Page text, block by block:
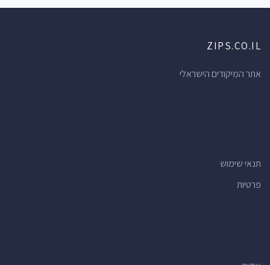
ZIPS.CO.IL
אתר המיקודים הישראלי
תנאי שימוש
פרטיות